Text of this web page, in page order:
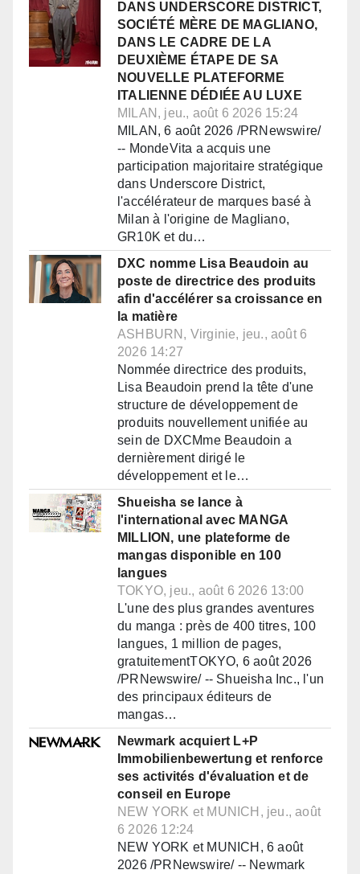
DANS UNDERSCORE DISTRICT,
SOCIÉTÉ MÈRE DE MAGLIANO,
DANS LE CADRE DE LA
DEUXIÈME ÉTAPE DE SA
NOUVELLE PLATEFORME
ITALIENNE DÉDIÉE AU LUXE
MILAN, jeu., août 6 2026 15:24
MILAN, 6 août 2026 /PRNewswire/
-- MondeVita a acquis une
participation majoritaire stratégique
dans Underscore District,
l'accélérateur de marques basé à
Milan à l'origine de Magliano,
GR10K et du…
DXC nomme Lisa Beaudoin au
poste de directrice des produits
afin d'accélérer sa croissance en
la matière
ASHBURN, Virginie, jeu., août 6
2026 14:27
Nommée directrice des produits,
Lisa Beaudoin prend la tête d'une
structure de développement de
produits nouvellement unifiée au
sein de DXCMme Beaudoin a
dernièrement dirigé le
développement et le…
Shueisha se lance à
l'international avec MANGA
MILLION, une plateforme de
mangas disponible en 100
langues
TOKYO, jeu., août 6 2026 13:00
L'une des plus grandes aventures
du manga : près de 400 titres, 100
langues, 1 million de pages,
gratuitementTOKYO, 6 août 2026
/PRNewswire/ -- Shueisha Inc., l'un
des principaux éditeurs de
mangas…
Newmark acquiert L+P
Immobilienbewertung et renforce
ses activités d'évaluation et de
conseil en Europe
NEW YORK et MUNICH, jeu., août
6 2026 12:24
NEW YORK et MUNICH, 6 août
2026 /PRNewswire/ -- Newmark